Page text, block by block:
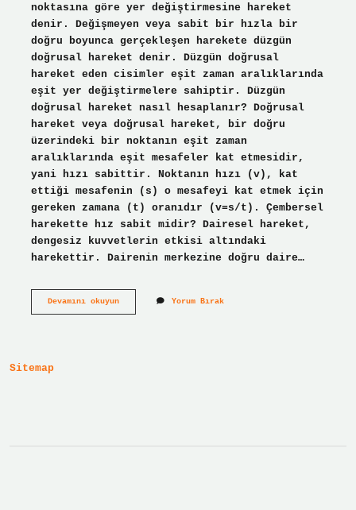
noktasına göre yer değiştirmesine hareket
denir. Değişmeyen veya sabit bir hızla bir
doğru boyunca gerçekleşen harekete düzgün
doğrusal hareket denir. Düzgün doğrusal
hareket eden cisimler eşit zaman aralıklarında
eşit yer değiştirmelere sahiptir. Düzgün
doğrusal hareket nasıl hesaplanır? Doğrusal
hareket veya doğrusal hareket, bir doğru
üzerindeki bir noktanın eşit zaman
aralıklarında eşit mesafeler kat etmesidir,
yani hızı sabittir. Noktanın hızı (v), kat
ettiği mesafenin (s) o mesafeyi kat etmek için
gereken zamana (t) oranıdır (v=s/t). Çembersel
harekette hız sabit midir? Dairesel hareket,
dengesiz kuvvetlerin etkisi altındaki
harekettir. Dairenin merkezine doğru daire…
Devamını okuyunDüzgün
Yorum Bırak
Sitemap